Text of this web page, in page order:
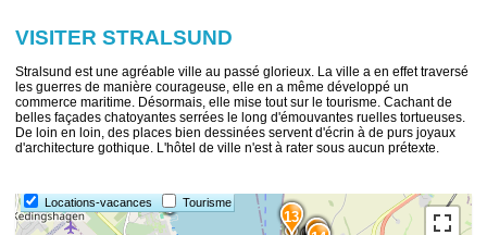
VISITER STRALSUND
Stralsund est une agréable ville au passé glorieux. La ville a en effet traversé
les guerres de manière courageuse, elle en a même développé un
commerce maritime. Désormais, elle mise tout sur le tourisme. Cachant de
belles façades chatoyantes serrées le long d'émouvantes ruelles tortueuses.
De loin en loin, des places bien dessinées servent d'écrin à de purs joyaux
d'architecture gothique. L'hôtel de ville n'est à rater sous aucun prétexte.
Locations-vacances Tourisme
13
12